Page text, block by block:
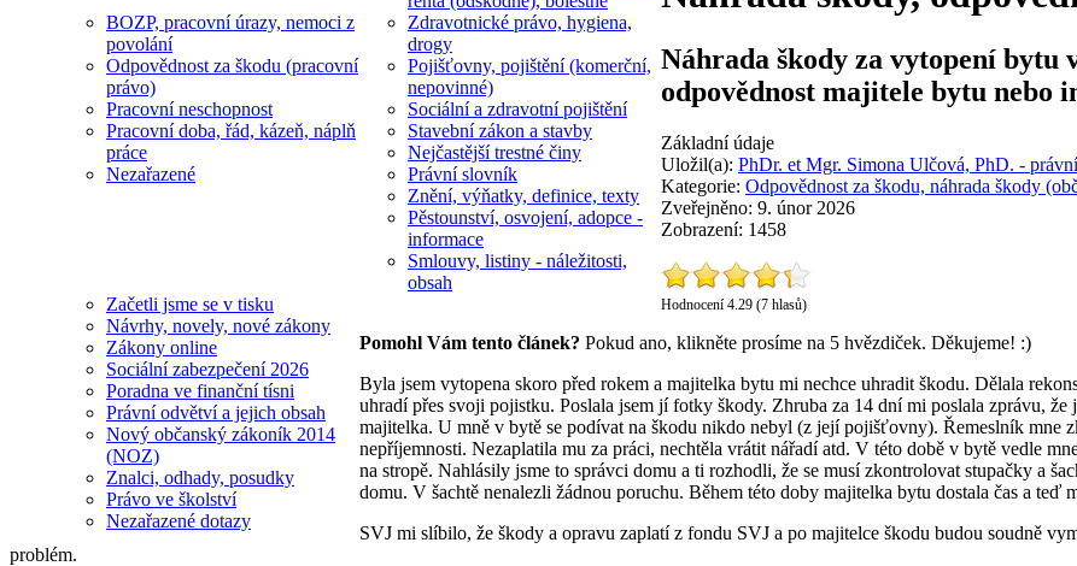
BOZP, pracovní úrazy, nemoci z
povolání
Odpovědnost za škodu (pracovní
právo)
Pracovní neschopnost
Pracovní doba, řád, kázeň, náplň
práce
Nezařazené
Zdravotnické právo, hygiena,
drogy
Pojišťovny, pojištění (komerční,
nepovinné)
Sociální a zdravotní pojištění
Stavební zákon a stavby
Nejčastější trestné činy
Právní slovník
Znění, výňatky, definice, texty
Pěstounství, osvojení, adopce -
informace
Smlouvy, listiny - náležitosti,
obsah
Začetli jsme se v tisku
Návrhy, novely, nové zákony
Zákony online
Sociální zabezpečení 2026
Poradna ve finanční tísni
Právní odvětví a jejich obsah
Nový občanský zákoník 2014
(NOZ)
Znalci, odhady, posudky
Právo ve školství
Nezařazené dotazy
Náhrada škody za vytopení bytu
odpovědnost majitele bytu nebo
Základní údaje
Uložil(a): PhDr. et Mgr. Simona Ulčová, PhD. -
Kategorie: Odpovědnost za škodu, náhrada škody
Zveřejněno: 9. únor 2026
Zobrazení: 1458
Hodnocení 4.29 (7 hlasů)
Pomohl Vám tento článek? Pokud ano, klikněte prosíme na 5 hvězdiček. Děkujeme! :)
Byla jsem vytopena skoro před rokem a majitelka bytu mi nechce uhradit škodu. Dělala
uhradí přes svoji pojistku. Poslala jsem jí fotky škody. Zhruba za 14 dní mi poslala zprávu,
majitelka. U mně v bytě se podívat na škodu nikdo nebyl (z její pojišťovny). Řemeslník mne
nepříjemnosti. Nezaplatila mu za práci, nechtěla vrátit nářadí atd. V této době v bytě vedle
na stropě. Nahlásily jsme to správci domu a ti rozhodli, že se musí zkontrolovat stupačky a
domu. V šachtě nenalezli žádnou poruchu. Během této doby majitelka bytu dostala čas a teď
SVJ mi slíbilo, že škody a opravu zaplatí z fondu SVJ a po majitelce škodu budou soudně
problém.